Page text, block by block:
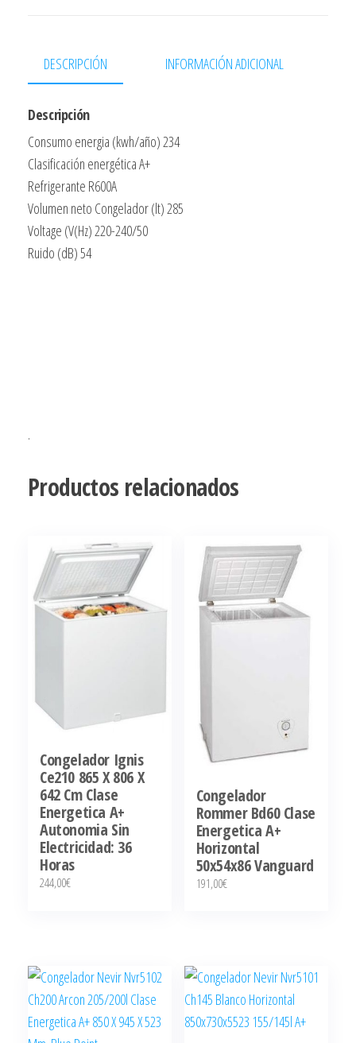
cantidad
DESCRIPCIÓN INFORMACIÓN ADICIONAL
Descripción
Consumo energia (kwh/año) 234
Clasificación energética A+
Refrigerante R600A
Volumen neto Congelador (lt) 285
Voltage (V(Hz) 220-240/50
Ruido (dB) 54
.
Productos relacionados
Congelador Ignis
Ce210 865 X 806 X
642 Cm Clase
Energetica A+
Autonomia Sin
Electricidad: 36
Horas
244,00€
Congelador
Rommer Bd60 Clase
Energetica A+
Horizontal
50x54x86 Vanguard
191,00€